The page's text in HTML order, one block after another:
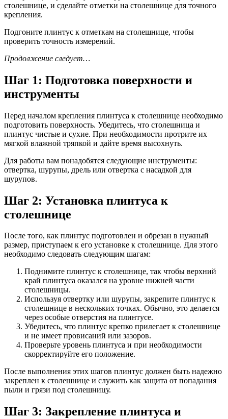
столешнице, и сделайте отметки на столешнице для точного
крепления.
Подгоните плинтус к отметкам на столешнице, чтобы
проверить точность измерений.
Продолжение следует…
Шаг 1: Подготовка поверхности и
инструменты
Перед началом крепления плинтуса к столешнице необходимо
подготовить поверхность. Убедитесь, что столешница и
плинтус чистые и сухие. При необходимости протрите их
мягкой влажной тряпкой и дайте время высохнуть.
Для работы вам понадобятся следующие инструменты:
отвертка, шурупы, дрель или отвертка с насадкой для
шурупов.
Шаг 2: Установка плинтуса к
столешнице
После того, как плинтус подготовлен и обрезан в нужный
размер, приступаем к его установке к столешнице. Для этого
необходимо следовать следующим шагам:
Поднимите плинтус к столешнице, так чтобы верхний
край плинтуса оказался на уровне нижней части
столешницы.
Используя отвертку или шурупы, закрепите плинтус к
столешнице в нескольких точках. Обычно, это делается
через особые отверстия на плинтусе.
Убедитесь, что плинтус крепко прилегает к столешнице
и не имеет провисаний или зазоров.
Проверьте уровень плинтуса и при необходимости
скорректируйте его положение.
После выполнения этих шагов плинтус должен быть надежно
закреплен к столешнице и служить как защита от попадания
пыли и грязи под столешницу.
Шаг 3: Закрепление плинтуса и